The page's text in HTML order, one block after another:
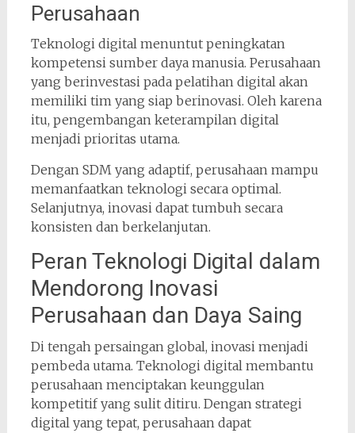
Perusahaan
Teknologi digital menuntut peningkatan
kompetensi sumber daya manusia. Perusahaan
yang berinvestasi pada pelatihan digital akan
memiliki tim yang siap berinovasi. Oleh karena
itu, pengembangan keterampilan digital
menjadi prioritas utama.
Dengan SDM yang adaptif, perusahaan mampu
memanfaatkan teknologi secara optimal.
Selanjutnya, inovasi dapat tumbuh secara
konsisten dan berkelanjutan.
Peran Teknologi Digital dalam
Mendorong Inovasi
Perusahaan dan Daya Saing
Di tengah persaingan global, inovasi menjadi
pembeda utama. Teknologi digital membantu
perusahaan menciptakan keunggulan
kompetitif yang sulit ditiru. Dengan strategi
digital yang tepat, perusahaan dapat